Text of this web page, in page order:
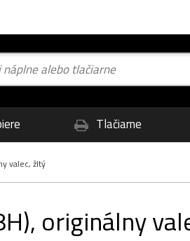
Tlačiarne
valec, žltý
originálny